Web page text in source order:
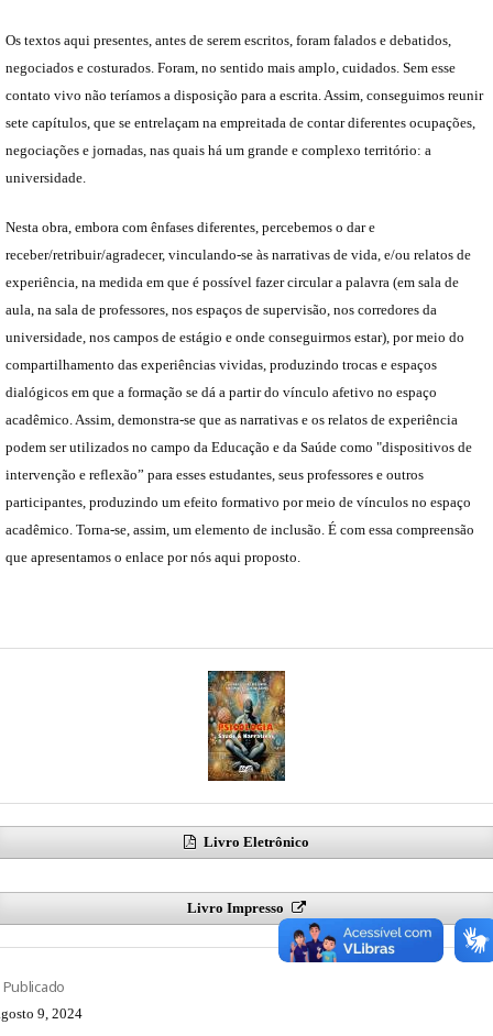
Os textos aqui presentes, antes de serem escritos, foram falados e debatidos,
negociados e costurados. Foram, no sentido mais amplo, cuidados. Sem esse
contato vivo não teríamos a disposição para a escrita. Assim, conseguimos reunir
sete capítulos, que se entrelaçam na empreitada de contar diferentes ocupações,
negociações e jornadas, nas quais há um grande e complexo território: a
universidade.
Nesta obra, embora com ênfases diferentes, percebemos o dar e
receber/retribuir/agradecer, vinculando-se às narrativas de vida, e/ou relatos de
experiência, na medida em que é possível fazer circular a palavra (em sala de
aula, na sala de professores, nos espaços de supervisão, nos corredores da
universidade, nos campos de estágio e onde conseguirmos estar), por meio do
compartilhamento das experiências vividas, produzindo trocas e espaços
dialógicos em que a formação se dá a partir do vínculo afetivo no espaço
acadêmico. Assim, demonstra-se que as narrativas e os relatos de experiência
podem ser utilizados no campo da Educação e da Saúde como "dispositivos de
intervenção e reflexão” para esses estudantes, seus professores e outros
participantes, produzindo um efeito formativo por meio de vínculos no espaço
acadêmico. Torna-se, assim, um elemento de inclusão. É com essa compreensão
que apresentamos o enlace por nós aqui proposto.
Livro Eletrônico
Livro Impresso
Publicado
9, 2024